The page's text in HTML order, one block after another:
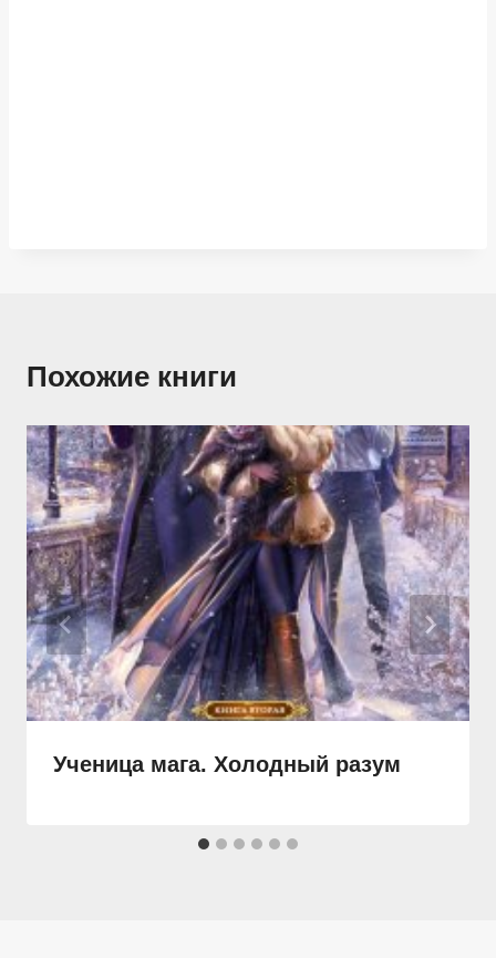
Похожие книги
Ученица мага. Холодный разум